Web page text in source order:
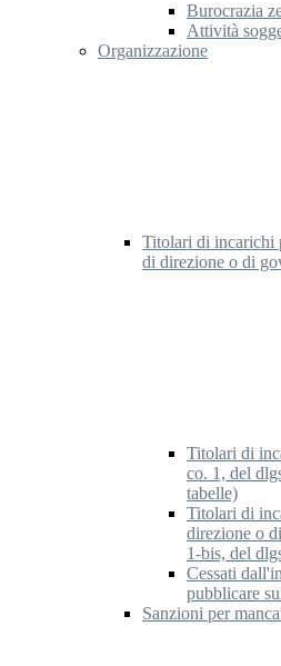
Burocrazia
Attività
Organizzazione
Titolari di incarichi
di direzione o di
Titolari di
co. 1, del
tabelle)
Titolari di
direzione o
1-bis, del
Cessati
pubblicare
Sanzioni per